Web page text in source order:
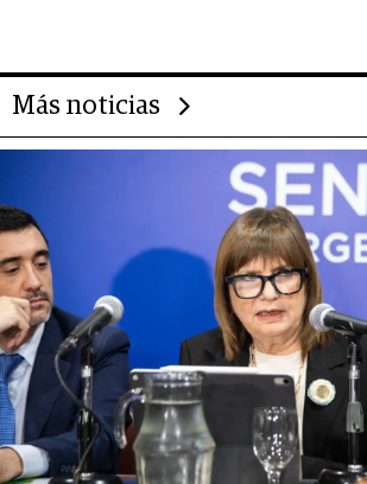
Más noticias